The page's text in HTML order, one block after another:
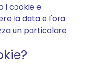
i cookie e
la data e l'ora
un particolare